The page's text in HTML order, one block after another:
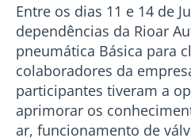
Entre os dias 11 e 14 de
dependências da Rioar
pneumática Básica para
colaboradores da
participantes tiveram a
aprimorar os
ar, funcionamento de